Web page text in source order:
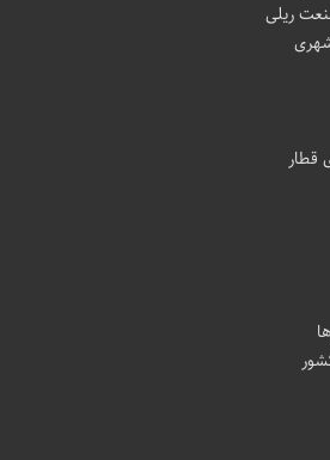
ریلی
قطار